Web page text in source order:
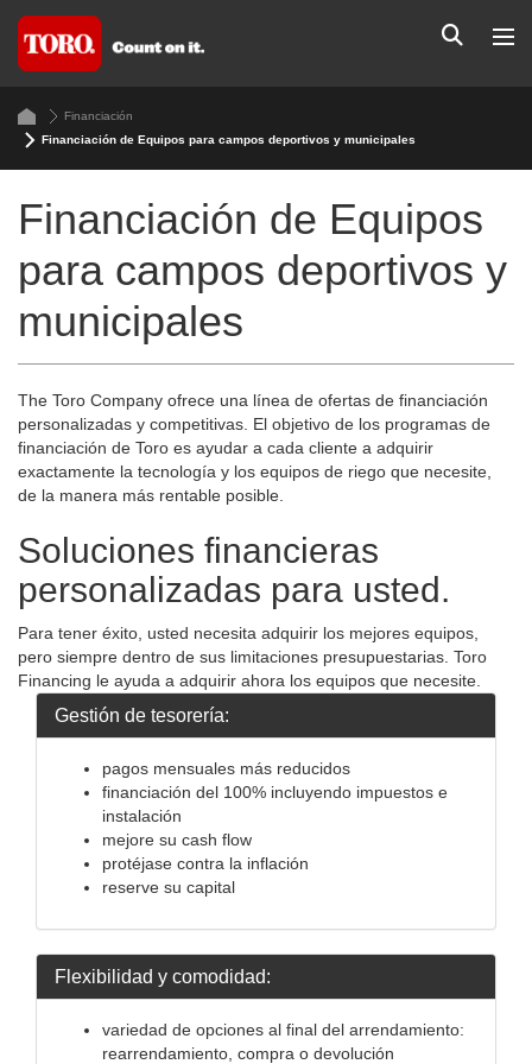
Financiación
Financiación de Equipos para campos deportivos y municipales
Financiación de Equipos
para campos deportivos y
municipales
The Toro Company ofrece una línea de ofertas de financiación
personalizadas y competitivas. El objetivo de los programas de
financiación de Toro es ayudar a cada cliente a adquirir
exactamente la tecnología y los equipos de riego que necesite,
de la manera más rentable posible.
Soluciones financieras
personalizadas para usted.
Para tener éxito, usted necesita adquirir los mejores equipos,
pero siempre dentro de sus limitaciones presupuestarias. Toro
Financing le ayuda a adquirir ahora los equipos que necesite.
Gestión de tesorería:
pagos mensuales más reducidos
financiación del 100% incluyendo impuestos e
instalación
mejore su cash flow
protéjase contra la inflación
reserve su capital
Flexibilidad y comodidad:
variedad de opciones al final del arrendamiento:
rearrendamiento, compra o devolución